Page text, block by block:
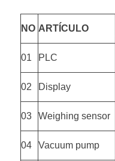
NO ARTÍCULO
01 PLC
02 Display
03 Weighing sensor
04 Vacuum pump